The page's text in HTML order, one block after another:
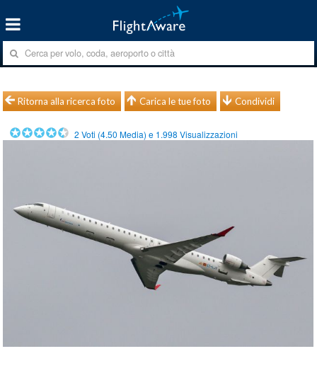
Ritorna alla ricerca foto Carica le tue foto Condividi
2 Voti (4.50 Media) e 1.998 Visualizzazioni